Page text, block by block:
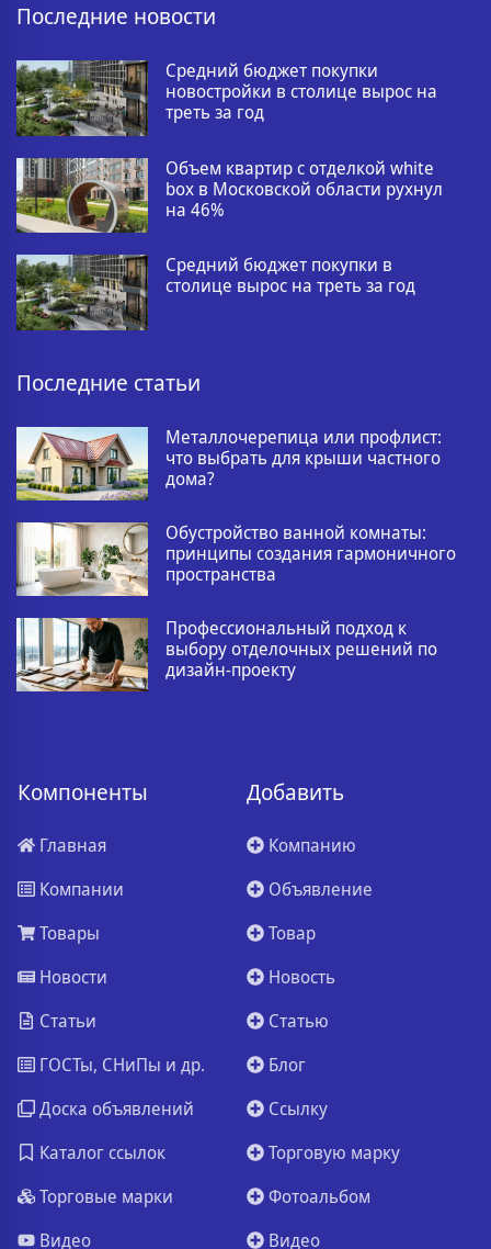
Последние новости
Средний бюджет покупки
новостройки в столице вырос на
треть за год
Объем квартир с отделкой white
box в Московской области рухнул
на 46%
Средний бюджет покупки в
столице вырос на треть за год
Последние статьи
Металлочерепица или профлист:
что выбрать для крыши частного
дома?
Обустройство ванной комнаты:
принципы создания гармоничного
пространства
Профессиональный подход к
выбору отделочных решений по
дизайн-проекту
Компоненты
Главная
Компании
Товары
Новости
Статьи
ГОСТы, СНиПы и др.
Доска объявлений
Каталог ссылок
Торговые марки
Видео
Добавить
Компанию
Объявление
Товар
Новость
Статью
Блог
Ссылку
Торговую марку
Фотоальбом
Видео